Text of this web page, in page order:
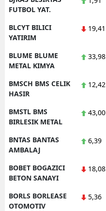
FUTBOL YAT.
BLCYT BILICI
YATIRIM
19,41
BLUME BLUME
METAL KIMYA
33,98
BMSCH BMS CELIK
HASIR
12,42
BMSTL BMS
BIRLESIK METAL
43,00
BNTAS BANTAS
AMBALAJ
6,39
BOBET BOGAZICI
BETON SANAYI
18,08
BORLS BORLEASE
OTOMOTIV
5,36